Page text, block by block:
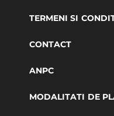
TERMENI SI
CONTACT
ANPC
MODALITATI DE